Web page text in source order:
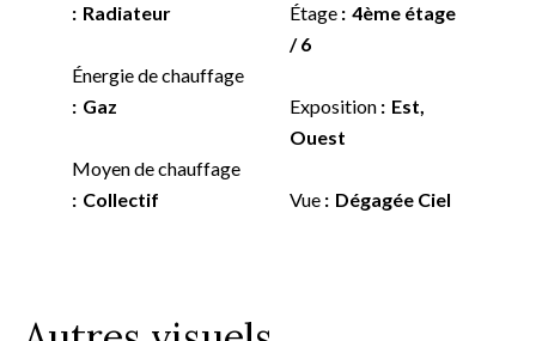
Radiateur
Énergie de chauffage
Gaz
Moyen de chauffage
Collectif
Étage
4ème étage
/ 6
Exposition
Est,
Ouest
Vue Dégagée Ciel